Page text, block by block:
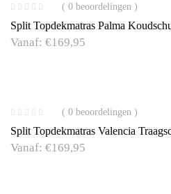
( 0 beoordelingen )
Split Topdekmatras Palma
Vanaf: €169,95
( 0 beoordelingen )
Split Topdekmatras Valencia
Vanaf: €169,95